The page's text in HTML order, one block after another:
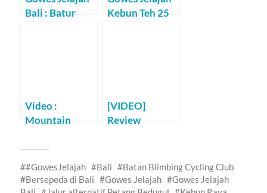
Bali : Batur
Kebun Teh 25
Video :
Mountain
Cangar
[VIDEO]
Review
Mountain 1
#GowesJelajah Bali
Batan Blimbing Cycling Club
Bersepeda di Bali
Gowes Jelajah
Gowes Jelajah